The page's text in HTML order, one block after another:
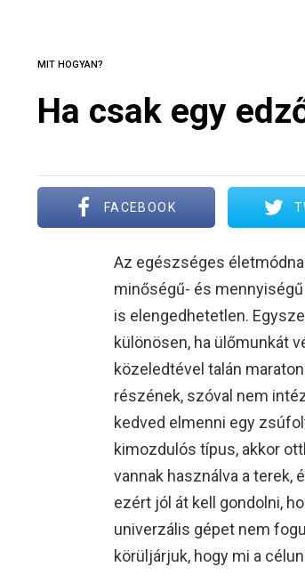
MIT HOGYAN?
Ha csak egy
FACEBOOK
Az egészséges
minőségű- és
is elengedhetetlen.
különösen, ha ülőmunkát
közeledtével talán
részének, szóval nem
kedved elmenni egy
kimozdulós típus, akkor
vannak használva a terek,
ezért jól át kell gondolni,
univerzális gépet nem
körüljárjuk, hogy mi a